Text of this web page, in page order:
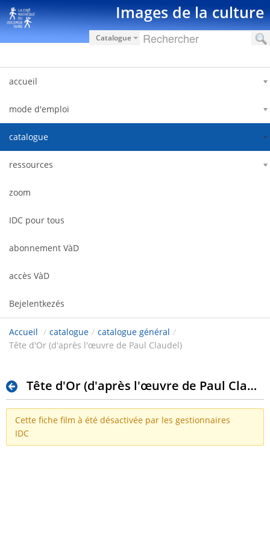
Ugrás a tartalomhoz Images de la culture
Catalogue
accueil
mode d'emploi
catalogue
ressources
zoom
IDC pour tous
abonnement VàD
accès VàD
Bejelentkezés
Accueil / catalogue / catalogue général /
Tête d'Or (d'après l'œuvre de Paul Claudel)
Tête d'Or (d'après l'œuvre de Paul Claudel)
Cette fiche film à été désactivée par les gestionnaires
IDC